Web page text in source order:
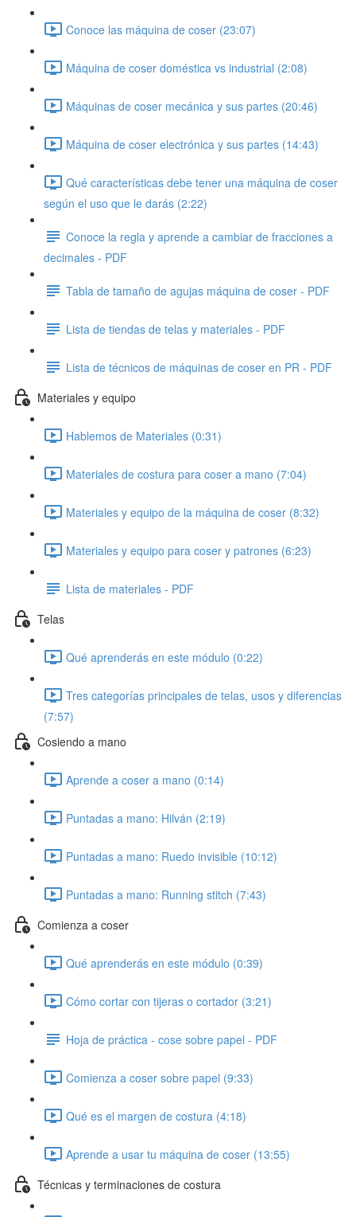
Conoce las máquina de coser (23:07)
Máquina de coser doméstica vs industrial (2:08)
Máquinas de coser mecánica y sus partes (20:46)
Máquina de coser electrónica y sus partes (14:43)
Qué características debe tener una máquina de coser
según el uso que le darás (2:22)
Conoce la regla y aprende a cambiar de fracciones a
decimales - PDF
Tabla de tamaño de agujas máquina de coser - PDF
Lista de tiendas de telas y materiales - PDF
Lista de técnicos de máquinas de coser en PR - PDF
Materiales y equipo
Hablemos de Materiales (0:31)
Materiales de costura para coser a mano (7:04)
Materiales y equipo de la máquina de coser (8:32)
Materiales y equipo para coser y patrones (6:23)
Lista de materiales - PDF
Telas
Qué aprenderás en este módulo (0:22)
Tres categorías principales de telas, usos y diferencias
(7:57)
Cosiendo a mano
Aprende a coser a mano (0:14)
Puntadas a mano: Hilván (2:19)
Puntadas a mano: Ruedo invisible (10:12)
Puntadas a mano: Running stitch (7:43)
Comienza a coser
Qué aprenderás en este módulo (0:39)
Cómo cortar con tijeras o cortador (3:21)
Hoja de práctica - cose sobre papel - PDF
Comienza a coser sobre papel (9:33)
Qué es el margen de costura (4:18)
Aprende a usar tu máquina de coser (13:55)
Técnicas y terminaciones de costura